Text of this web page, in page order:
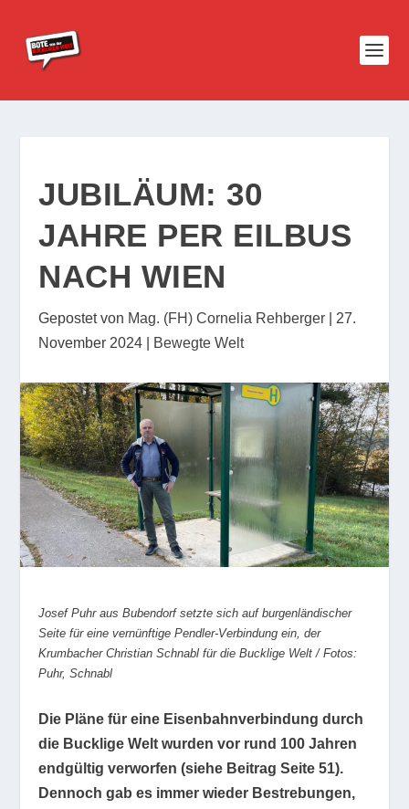
JUBILÄUM: 30
JAHRE PER EILBUS
NACH WIEN
Gepostet von Mag. (FH) Cornelia Rehberger
27.
November 2024
Bewegte Welt
Josef Puhr aus Bubendorf setzte sich auf burgenländischer
Seite für eine vernünftige Pendler-Verbindung ein, der
Krumbacher Christian Schnabl für die Bucklige Welt / Fotos:
Puhr, Schnabl
Die Pläne für eine Eisenbahnverbindung durch
die Bucklige Welt wurden vor rund 100 Jahren
endgültig verworfen (siehe Beitrag Seite 51).
Dennoch gab es immer wieder Bestrebungen,